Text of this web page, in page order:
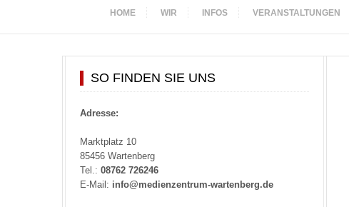
HOME WIR INFOS VERANSTALTUNGEN
SO FINDEN SIE UNS
Adresse:
Marktplatz 10
85456 Wartenberg
Tel.: 08762 726246
E-Mail: info@medienzentrum-wartenberg.de